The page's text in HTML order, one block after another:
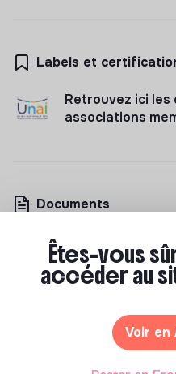
Labels et
Retrouvez ici les
associations
Documents
N'a pas encore
transparence
Êtes-vous
accéder au
Voir en